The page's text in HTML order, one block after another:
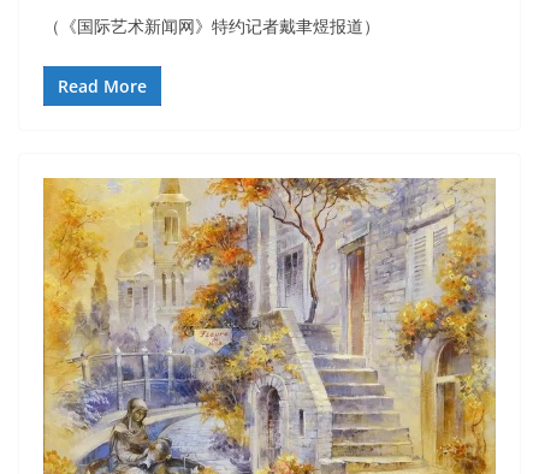
（《国际艺术新闻网》特约记者戴聿煜报道）
Read More